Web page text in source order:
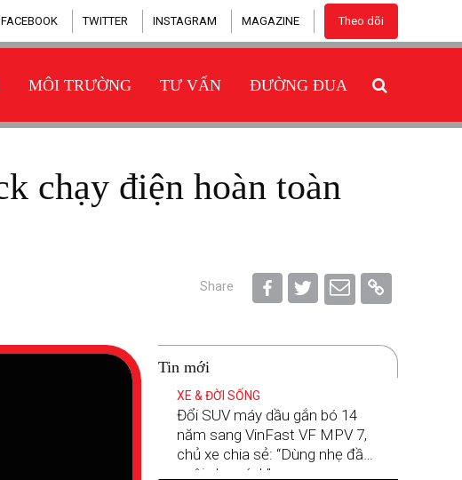
FACEBOOK TWITTER INSTAGRAM MAGAZINE Theo dõi
MÔI TRƯỜNG TƯ VẤN ĐƯỜNG ĐUA
Share
Tin mới
XE & ĐỜI SỐNG
Đổi SUV máy dầu gắn bó 14
năm sang VinFast VF MPV 7,
chủ xe chia sẻ: “Dùng nhẹ đầu,
nuôi nhẹ gánh”